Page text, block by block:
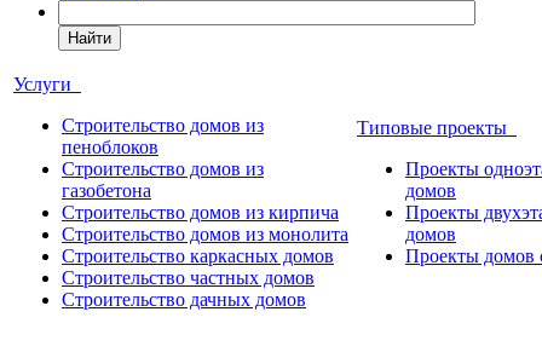
Найти
Услуги
Строительство домов из
пеноблоков
Строительство домов из
газобетона
Строительство домов из кирпича
Строительство домов из монолита
Строительство каркасных домов
Строительство частных домов
Строительство дачных домов
Типовые проекты
Проекты
домов
Проекты
домов
Проекты домов